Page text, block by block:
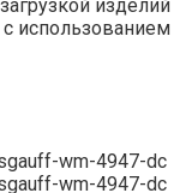
изделий
использованием